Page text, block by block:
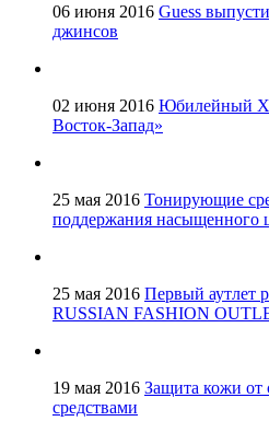
06 июня 2016 Guess
джинсов
02 июня 2016 Юбилейный
Восток-Запад»
25 мая 2016 Тонирующие
поддержания насыщенного
25 мая 2016 Первый аутлет
RUSSIAN FASHION
19 мая 2016 Защита кожи от
средствами